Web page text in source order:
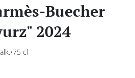
Buecher
2024
75 cl